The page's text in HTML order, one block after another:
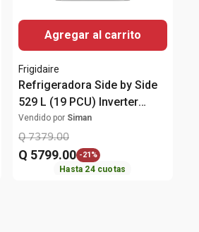
Agregar al carrito
Frigidaire
Refrigeradora Side by Side
529 L (19 PCU) Inverter
FRSA19K2HVG Frigidaire
Vendido por Siman
Q 7379.00
Q 5799.00 -21%
Hasta 24 cuotas